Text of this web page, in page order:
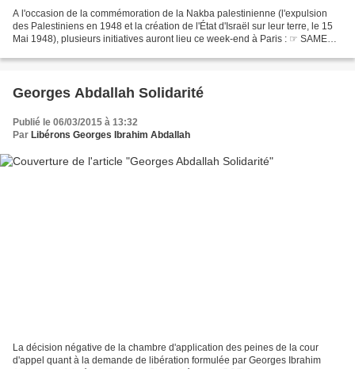
A l'occasion de la commémoration de la Nakba palestinienne (l'expulsion
des Palestiniens en 1948 et la création de l'État d'Israël sur leur terre, le 15
Mai 1948), plusieurs initiatives auront lieu ce week-end à Paris : ☞ SAMEDI
Georges Abdallah Solidarité
Publié le 06/03/2015 à 13:32
Par Libérons Georges Ibrahim Abdallah
La décision négative de la chambre d'application des peines de la cour
d'appel quant à la demande de libération formulée par Georges Ibrahim